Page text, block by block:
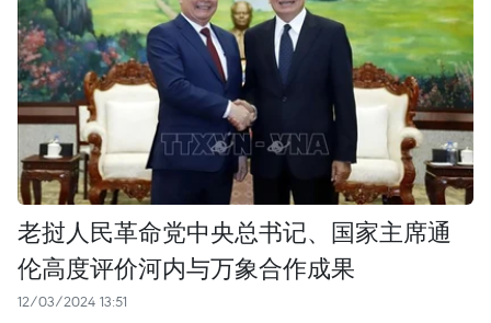
老挝人民革命党中央总书记、国家主席通
伦高度评价河内与万象合作成果
12/03/2024 13:51